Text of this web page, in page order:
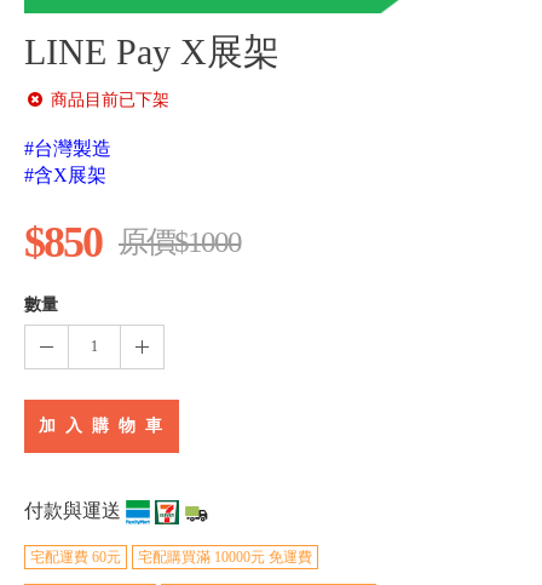
LINE Pay X展架
商品目前已下架
#台灣製造
#含X展架
$850 原價$1000
數量
1
加 入 購 物 車
付款與運送
宅配運費 60元 宅配購買滿 10000元 免運費